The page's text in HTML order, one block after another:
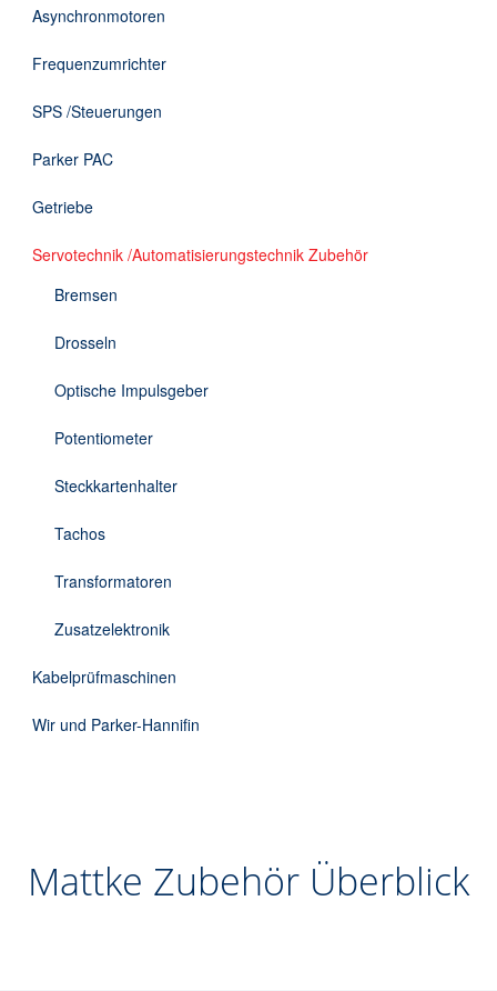
Asynchronmotoren
Frequenzumrichter
SPS /Steuerungen
Parker PAC
Getriebe
Servotechnik /Automatisierungstechnik Zubehör
Bremsen
Drosseln
Optische Impulsgeber
Potentiometer
Steckkartenhalter
Tachos
Transformatoren
Zusatzelektronik
Kabelprüfmaschinen
Wir und Parker-Hannifin
Mattke Zubehör Überblick